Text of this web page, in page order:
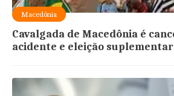
Macedônia
Cavalgada de Macedônia é
acidente e eleição suplementar